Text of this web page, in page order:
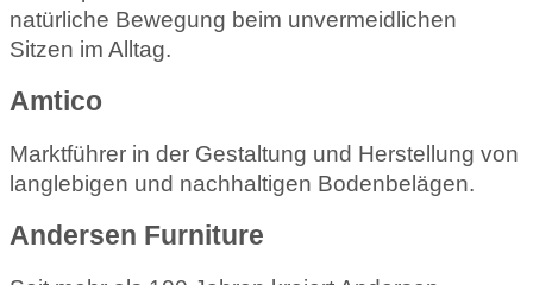
natürliche Bewegung beim unvermeidlichen
Sitzen im Alltag.
Amtico
Marktführer in der Gestaltung und Herstellung von
langlebigen und nachhaltigen Bodenbelägen.
Andersen Furniture